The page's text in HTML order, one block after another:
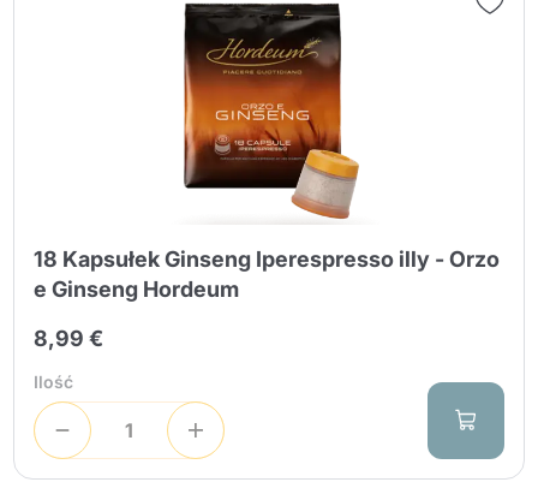
18 Kapsułek Ginseng Iperespresso illy - Orzo
e Ginseng Hordeum
8,99 €
Ilość